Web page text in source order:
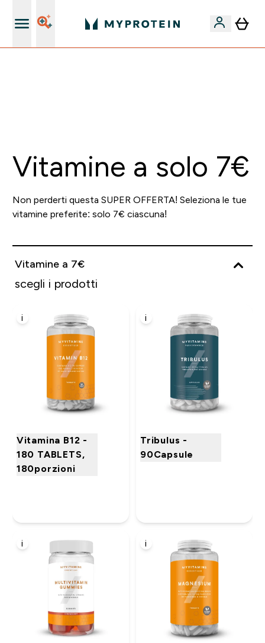
Vitamine a solo 7€
Non perderti questa SUPER OFFERTA! Seleziona le tue
vitamine preferite: solo 7€ ciascuna!
Vitamine a 7€
scegli i prodotti
i
Vitamina B12 -
180 TABLETS,
180porzioni
i
Tribulus -
90Capsule
i i